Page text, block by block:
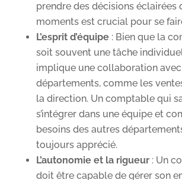
prendre des décisions éclairées
moments est crucial pour se
L’esprit d’équipe: Bien que la
soit souvent une tâche
implique une collaboration avec
départements, comme les
la direction. Un comptable qui
s’intégrer dans une équipe et
besoins des autres
toujours apprécié.
L’autonomie et la rigueur: Un
doit être capable de gérer son